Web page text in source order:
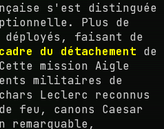
s'est distinguée
Plus de
faisant de
du détachement de
mission Aigle
militaires de
Leclerc reconnus
feu, canons Caesar